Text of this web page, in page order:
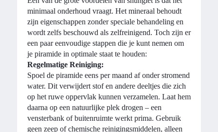
minimaal onderhoud vraagt. Het mineraal behoudt
zijn eigenschappen zonder speciale behandeling en
wordt zelfs beschouwd als zelfreinigend. Toch zijn er
een paar eenvoudige stappen die je kunt nemen om
je piramide in optimale staat te houden:
Regelmatige Reiniging:
Spoel de piramide eens per maand af onder stromend
water. Dit verwijdert stof en andere deeltjes die zich
op het ruwe oppervlak kunnen verzamelen. Laat hem
daarna op een natuurlijke plek drogen – een
vensterbank of buitenruimte werkt prima. Gebruik
geen zeep of chemische reinigingsmiddelen, alleen